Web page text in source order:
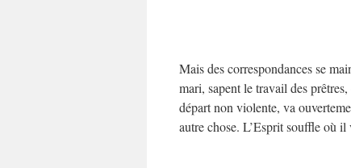
Mais des correspondances se
mari, sapent le travail des
départ non violente, va
autre chose. L’Esprit souffle où